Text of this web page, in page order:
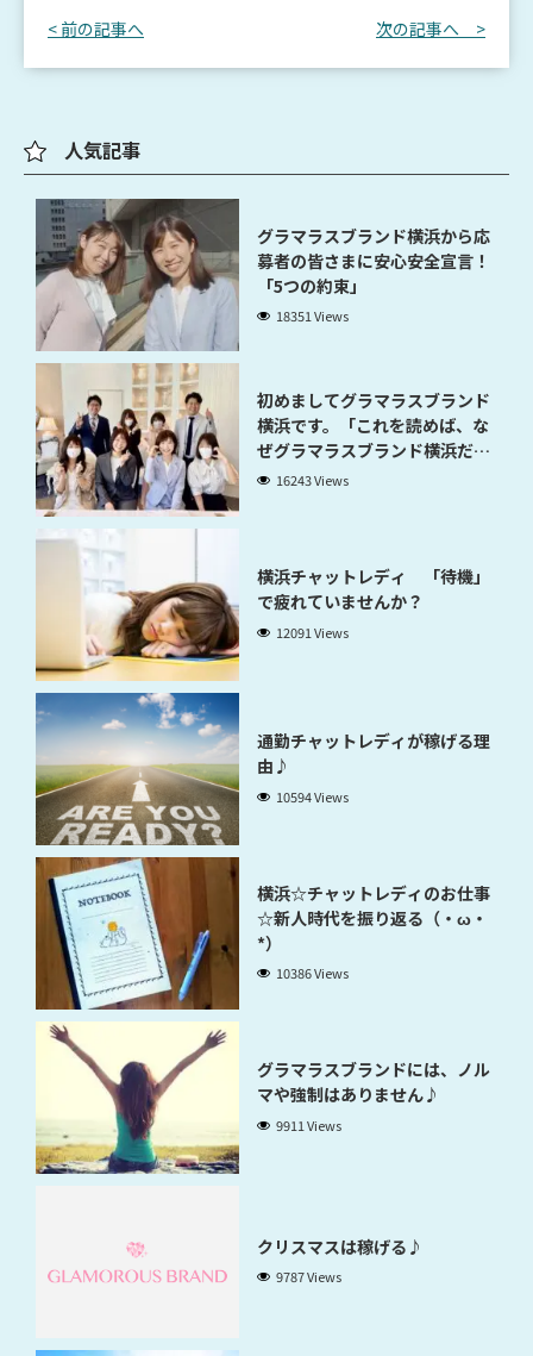
< 前の記事へ 次の記事へ >
人気記事
グラマラスブランド横浜から応
募者の皆さまに安心安全宣言！
「5つの約束」
18351 Views
初めましてグラマラスブランド
横浜です。「これを読めば、な
ぜグラマラスブランド横浜だと
稼げるのかが分かります」
16243 Views
横浜チャットレディ 「待機」
で疲れていませんか？
12091 Views
通勤チャットレディが稼げる理
由♪
10594 Views
横浜☆チャットレディのお仕事
☆新人時代を振り返る（・ω・
*）
10386 Views
グラマラスブランドには、ノル
マや強制はありません♪
9911 Views
クリスマスは稼げる♪
9787 Views